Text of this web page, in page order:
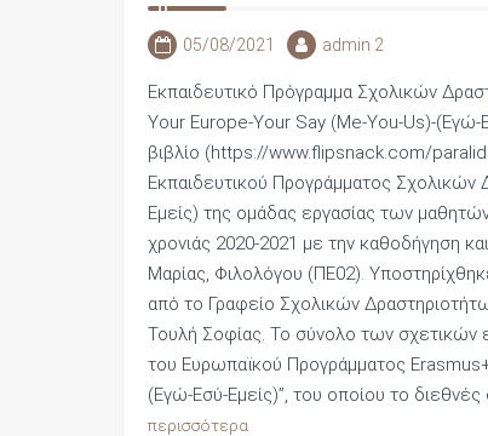
05/08/2021 admin 2
Εκπαιδευτικό Πρόγραμμα Σχολικών
Your Europe-Your Say (Me-You-Us)-(Εγώ-
βιβλίο (https://www.flipsnack.com/
Εκπαιδευτικού Προγράμματος Σχολικών
Εμείς) της ομάδας εργασίας των
χρονιάς 2020-2021 με την καθοδήγηση
Μαρίας, Φιλολόγου (ΠΕ02).
από το Γραφείο Σχολικών
Τουλή Σοφίας. Το σύνολο των σχετικών
του Ευρωπαϊκού Προγράμματος
(Εγώ-Εσύ-Εμείς)”, του οποίου το
περισσότερα